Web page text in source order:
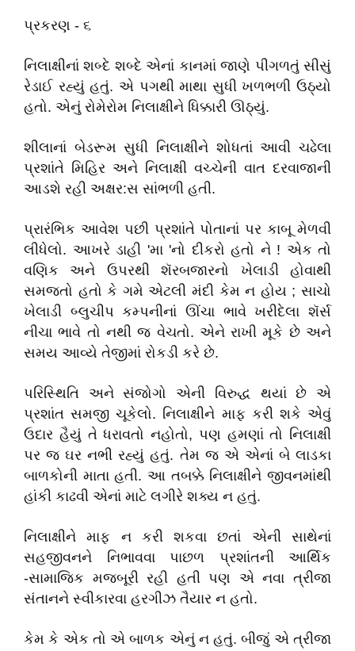
પ્રકરણ - ૬
નિલાક્ષીનાં શબ્દે શબ્દે એનાં કાનમાં જાણે પીગળતું સીસું
રેડાઈ રહ્યું હતું. એ પગથી માથા સુધી ખળભળી ઉઠ્યો
હતો. એનું રોમેરોમ નિલાક્ષીને ધિક્કારી ઊઠ્યું.
શીલાનાં બેડરૂમ સુધી નિલાક્ષીને શોધતાં આવી ચઢેલા
પ્રશાંતે મિહિર અને નિલાક્ષી વચ્ચેની વાત દરવાજાની
આડશે રહી અક્ષર:સ સાંભળી હતી.
પ્રારંભિક આવેશ પછી પ્રશાંતે પોતાનાં પર કાબૂ મેળવી
લીધેલો. આખરે ડાહી 'મા 'નો દીકરો હતો ને ! એક તો
વણિક અને ઉપરથી શૅરબજારનો ખેલાડી હોવાથી
સમજતો હતો કે ગમે એટલી મંદી કેમ ન હોય ; સાચો
ખેલાડી બ્લુચીપ કમ્પનીનાં ઊંચા ભાવે ખરીદેલા શૅર્સ
નીચા ભાવે તો નથી જ વેચતો. એને રાખી મૂકે છે અને
સમય આવ્યે તેજીમાં રોકડી કરે છે.
પરિસ્થિતિ અને સંજોગો એની વિરુદ્ધ થયાં છે એ
પ્રશાંત સમજી ચૂકેલો. નિલાક્ષીને માફ કરી શકે એવું
ઉદાર હૈયું તે ધરાવતો નહોતો, પણ હમણાં તો નિલાક્ષી
પર જ ઘર નભી રહ્યું હતું. તેમ જ એ એનાં બે લાડકા
બાળકોની માતા હતી. આ તબક્કે નિલાક્ષીને જીવનમાંથી
હાંકી કાઢવી એનાં માટે લગીરે શક્ય ન હતું.
નિલાક્ષીને માફ ન કરી શકવા છતાં એની સાથેનાં
સહજીવનને નિભાવવા પાછળ પ્રશાંતની આર્થિક
-સામાજિક મજબૂરી રહી હતી પણ એ નવા ત્રીજા
સંતાનને સ્વીકારવા હરગીઝ તૈયાર ન હતો.
કેમ કે એક તો એ બાળક એનું ન હતું. બીજું એ ત્રીજા